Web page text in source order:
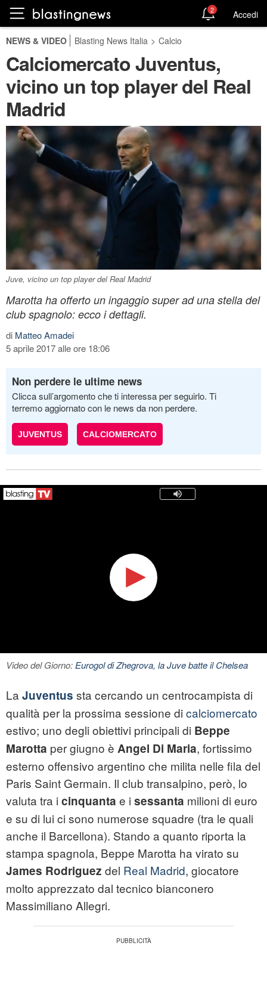
2 Accedi
NEWS & VIDEO Blasting News Italia > Calcio
Calciomercato Juventus,
vicino un top player del Real
Madrid
Juve, vicino un top player del Real Madrid
Marotta ha offerto un ingaggio super ad una stella del
club spagnolo: ecco i dettagli.
di Matteo Amadei
5 aprile 2017 alle ore 18:06
Non perdere le ultime news
Clicca sull’argomento che ti interessa per seguirlo. Ti
terremo aggiornato con le news da non perdere.
JUVENTUS CALCIOMERCATO
Video del Giorno:Eurogol di Zhegrova, la Juve batte il Chelsea
La Juventus sta cercando un centrocampista di
qualità per la prossima sessione di calciomercato
estivo; uno degli obiettivi principali di Beppe
Marotta per giugno è Angel Di Maria, fortissimo
esterno offensivo argentino che milita nelle fila del
Paris Saint Germain. Il club transalpino, però, lo
valuta tra i cinquanta e i sessanta milioni di euro
e su di lui ci sono numerose squadre (tra le quali
anche il Barcellona). Stando a quanto riporta la
stampa spagnola, Beppe Marotta ha virato su
James Rodriguez del Real Madrid, giocatore
molto apprezzato dal tecnico bianconero
Massimiliano Allegri.